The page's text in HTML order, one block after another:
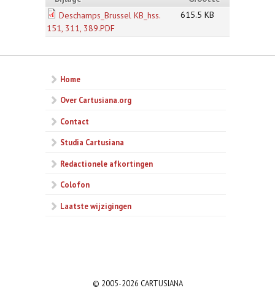
Deschamps_Brussel KB_hss.
151, 311, 389.PDF
615.5 KB
Home
Over Cartusiana.org
Contact
Studia Cartusiana
Redactionele afkortingen
Colofon
Laatste wijzigingen
© 2005-2026 CARTUSIANA